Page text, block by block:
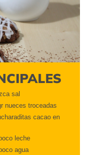
sal
nueces troceadas
cacao en
leche
agua